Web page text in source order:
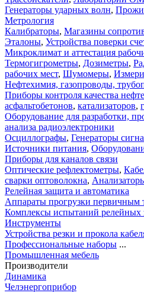
Генераторы ударных волн,
Метрология
Калибраторы, Магазины
Эталоны, Устройства поверки
Микроклимат и аттестация
Термогигрометры, Дозиметры,
рабочих мест, Шумомеры,
Нефтехимия, газопроводы,
Приборы контроля качества
асфальтобетонов, катализаторов,
Оборудование для разработки,
анализа радиоэлектроники
Осциллографы, Генераторы
Источники питания,
Приборы для каналов связи
Оптические рефлектометры,
сварки оптоволокна,
Релейная защита и автоматика
Аппараты прогрузки первичным
Комплексы испытаний релейных
Инструменты
Устройства резки и прокола
Профессиональные наборы ...
Промышленная мебель
Производители
Динамика
Челэнергоприбор